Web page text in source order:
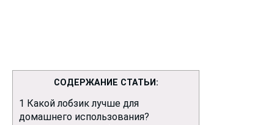
СОДЕРЖАНИЕ СТАТЬИ:
1 Какой лобзик лучше для
домашнего использования?